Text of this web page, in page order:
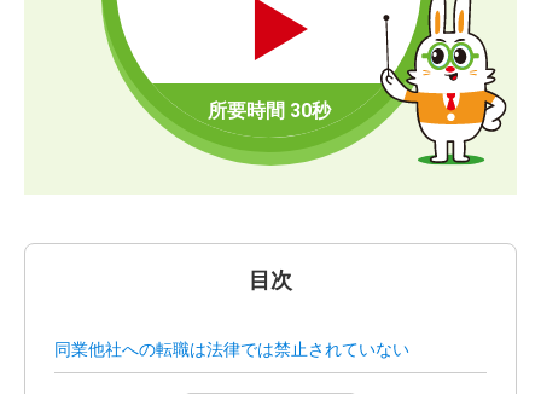
目次
同業他社への転職は法律では禁止されていない